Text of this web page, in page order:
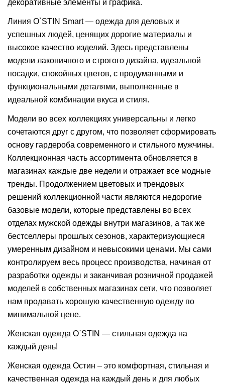
декоративные элементы и графика.
Линия O`STIN Smart — одежда для деловых и
успешных людей, ценящих дорогие материалы и
высокое качество изделий. Здесь представлены
модели лаконичного и строгого дизайна, идеальной
посадки, спокойных цветов, с продуманными и
функциональными деталями, выполненные в
идеальной комбинации вкуса и стиля.
Модели во всех коллекциях универсальны и легко
сочетаются друг с другом, что позволяет сформировать
основу гардероба современного и стильного мужчины.
Коллекционная часть ассортимента обновляется в
магазинах каждые две недели и отражает все модные
тренды. Продолжением цветовых и трендовых
решений коллекционной части являются недорогие
базовые модели, которые представлены во всех
отделах мужской одежды внутри магазинов, а так же
бестселлеры прошлых сезонов, характеризующиеся
умеренным дизайном и невысокими ценами. Мы сами
контролируем весь процесс производства, начиная от
разработки одежды и заканчивая розничной продажей
моделей в собственных магазинах сети, что позволяет
нам продавать хорошую качественную одежду по
минимальной цене.
Женская одежда O`STIN — стильная одежда на
каждый день!
Женская одежда Остин – это комфортная, стильная и
качественная одежда на каждый день и для любых